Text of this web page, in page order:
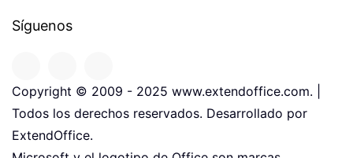
Síguenos
Copyright © 2009 - 2025 www.extendoffice.com. |
Todos los derechos reservados. Desarrollado por
ExtendOffice.